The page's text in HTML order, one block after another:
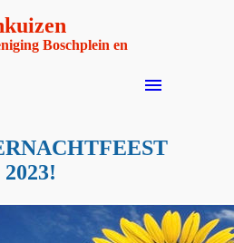
Boschplein en
menu
2023!